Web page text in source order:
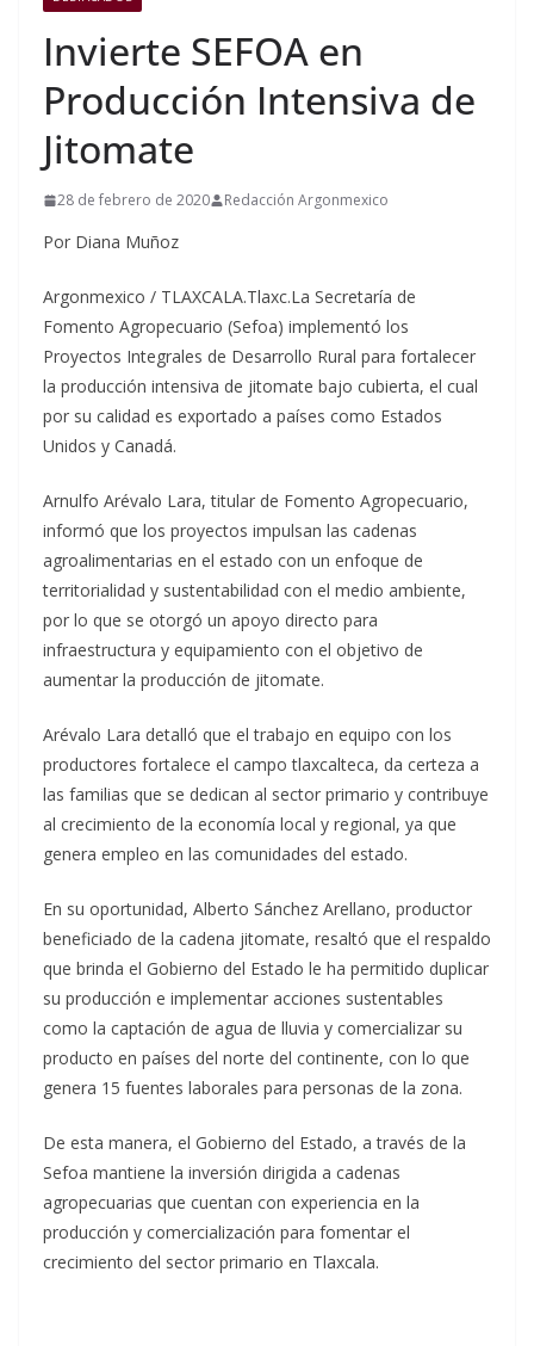
Invierte SEFOA en
Producción Intensiva de
Jitomate
28 de febrero de 2020 Redacción Argonmexico
Por Diana Muñoz
Argonmexico / TLAXCALA.Tlaxc.La Secretaría de
Fomento Agropecuario (Sefoa) implementó los
Proyectos Integrales de Desarrollo Rural para fortalecer
la producción intensiva de jitomate bajo cubierta, el cual
por su calidad es exportado a países como Estados
Unidos y Canadá.
Arnulfo Arévalo Lara, titular de Fomento Agropecuario,
informó que los proyectos impulsan las cadenas
agroalimentarias en el estado con un enfoque de
territorialidad y sustentabilidad con el medio ambiente,
por lo que se otorgó un apoyo directo para
infraestructura y equipamiento con el objetivo de
aumentar la producción de jitomate.
Arévalo Lara detalló que el trabajo en equipo con los
productores fortalece el campo tlaxcalteca, da certeza a
las familias que se dedican al sector primario y contribuye
al crecimiento de la economía local y regional, ya que
genera empleo en las comunidades del estado.
En su oportunidad, Alberto Sánchez Arellano, productor
beneficiado de la cadena jitomate, resaltó que el respaldo
que brinda el Gobierno del Estado le ha permitido duplicar
su producción e implementar acciones sustentables
como la captación de agua de lluvia y comercializar su
producto en países del norte del continente, con lo que
genera 15 fuentes laborales para personas de la zona.
De esta manera, el Gobierno del Estado, a través de la
Sefoa mantiene la inversión dirigida a cadenas
agropecuarias que cuentan con experiencia en la
producción y comercialización para fomentar el
crecimiento del sector primario en Tlaxcala.